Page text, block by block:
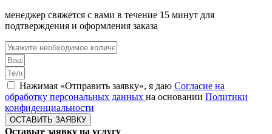
менеджер свяжется с вами в течение 15 минут для
подтверждения и оформления заказа
Нажимая «Отправить заявку», я даю Согласие на
обработку персональных данных на основании Политики
конфиденциальности
ОСТАВИТЬ ЗАЯВКУ
Оставьте заявку на услугу